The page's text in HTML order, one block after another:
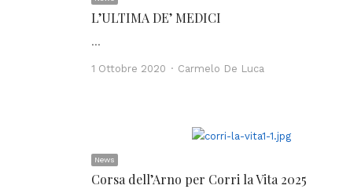
L’ULTIMA DE’ MEDICI
…
1 Ottobre 2020 Author
Carmelo De Luca
News
Corsa dell’Arno per Corri la Vita 2025